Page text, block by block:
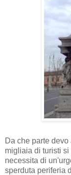
Da che parte
migliaia di turisti
necessita di
sperduta periferia